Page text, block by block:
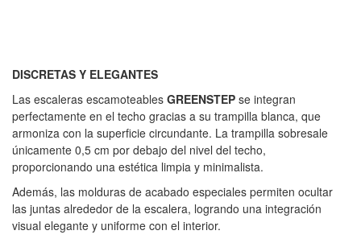
DISCRETAS Y ELEGANTES
Las escaleras escamoteables GREENSTEP se integran
perfectamente en el techo gracias a su trampilla blanca, que
armoniza con la superficie circundante. La trampilla sobresale
únicamente 0,5 cm por debajo del nivel del techo,
proporcionando una estética limpia y minimalista.
Además, las molduras de acabado especiales permiten ocultar
las juntas alrededor de la escalera, logrando una integración
visual elegante y uniforme con el interior.